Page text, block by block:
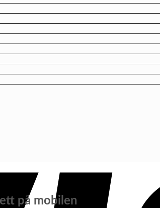
på mobilen